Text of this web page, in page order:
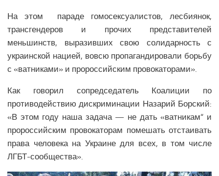
Наука СНГ
Образование СНГ
Общество СНГ
ЛАТИНСКАЯ АМЕРИКА
Аналитика Латинской Америки
Вооружение Латинской Америки
История Латинской Америки
На этом параде гомосексуалистов, лесбиянок,
трансгендеров и прочих представителей
меньшинств, выразивших свою солидарность с
украинской нацией, вовсю пропагандировали борьбу
с «ватниками» и пророссийским провокаторами».
Как говорил сопредседатель Коалиции по
противодействию дискриминации Назарий Борский:
«В этом году наша задача — не дать «ватникам“ и
пророссийским провокаторам помешать отстаивать
права человека на Украине для всех, в том числе
ЛГБТ-сообщества».